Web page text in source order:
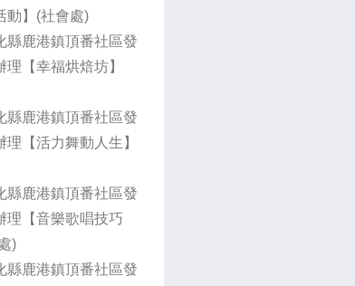
動】(社會處)
縣鹿港鎮頂番社區發
理【幸福烘焙坊】
縣鹿港鎮頂番社區發
理【活力舞動人生】
縣鹿港鎮頂番社區發
理【音樂歌唱技巧
)
縣鹿港鎮頂番社區發